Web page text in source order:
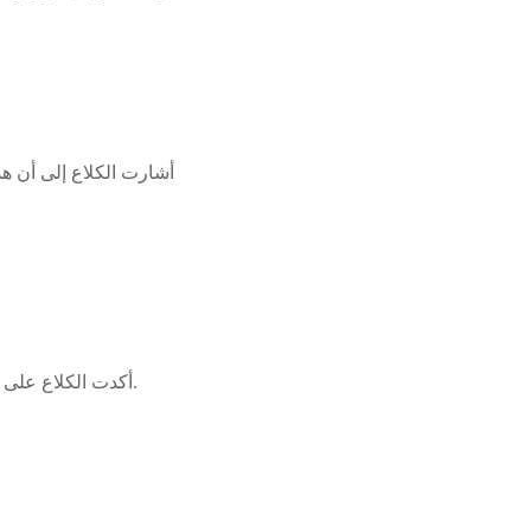
أشارت الكلاع إلى
أكدت الكلاع على أهمية النقاش العمومي الذي فتح المجال لمكونات المجتمع لتقديم آراءها حول هذا النص القانوني.